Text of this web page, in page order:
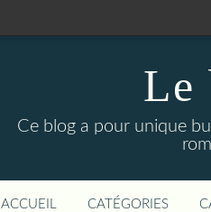
Le
Ce blog a pour unique
ACCUEIL CATÉGORIES